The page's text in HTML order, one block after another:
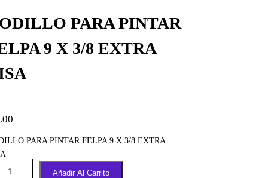
PARA PINTAR
9 X 3/8 EXTRA
PARA PINTAR FELPA 9 X 3/8 EXTRA
Añadir Al Carrito